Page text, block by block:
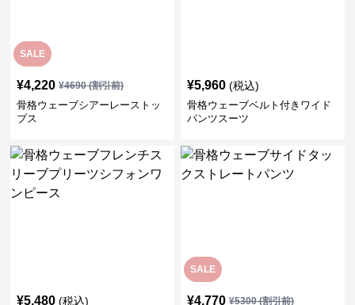
SALE
¥4,220 ¥4690(割引前)
骨格ウェーブシアーレーストッ
プス
¥5,960 (税込)
骨格ウェーブベルト付きワイド
パンツスーツ
¥5,480 (税込)
SALE
¥4,770 ¥5300(割引前)